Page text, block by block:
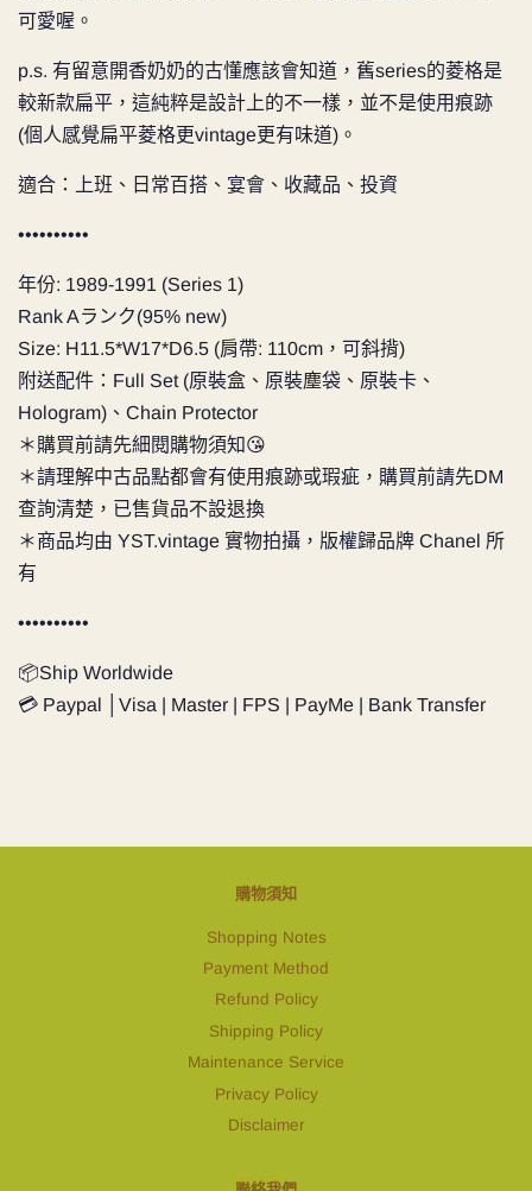
可愛喔。
p.s. 有留意開香奶奶的古懂應該會知道，舊series的菱格是
較新款扁平，這純粹是設計上的不一樣，並不是使用痕跡
(個人感覺扁平菱格更vintage更有味道)。
適合：上班、日常百搭、宴會、收藏品、投資
••••••••••
年份: 1989-1991 (Series 1)
Rank Aランク(95% new)
Size: H11.5*W17*D6.5 (肩帶: 110cm，可斜揹)
附送配件：Full Set (原裝盒、原裝塵袋、原裝卡、
Hologram)、Chain Protector
＊購買前請先細閱購物須知😘
＊請理解中古品點都會有使用痕跡或瑕疵，購買前請先DM
查詢清楚，已售貨品不設退換
＊商品均由 YST.vintage 實物拍攝，版權歸品牌 Chanel 所
有
••••••••••
📦Ship Worldwide
💳 Paypal │Visa | Master | FPS | PayMe | Bank Transfer
購物須知
Shopping Notes
Payment Method
Refund Policy
Shipping Policy
Maintenance Service
Privacy Policy
Disclaimer